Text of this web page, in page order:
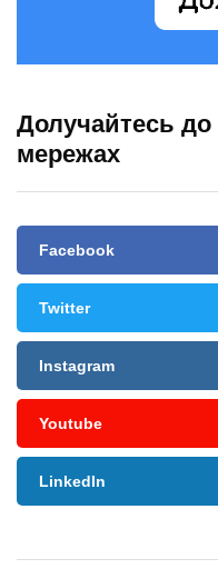
Долучайтесь до
мережах
Facebook
Twitter
Instagram
Youtube
LinkedIn